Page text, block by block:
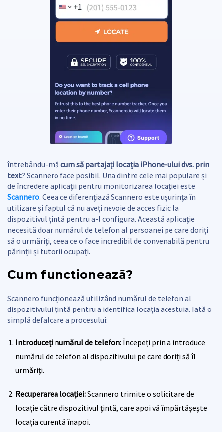
întrebându-mă cum să partajați locația iPhone-ului dvs. prin
text? Scannero face posibil. Una dintre cele mai populare și
de încredere aplicații pentru monitorizarea locației este
Scannero. Ceea ce diferențiază Scannero este ușurința în
utilizare și faptul că nu aveți nevoie de acces fizic la
dispozitivul țintă pentru a-l configura. Această aplicație
necesită doar numărul de telefon al persoanei pe care doriți
să o urmăriți, ceea ce o face incredibil de convenabilă pentru
părinții și tutorii ocupați.
Cum functioneazã?
Scannero funcționează utilizând numărul de telefon al
dispozitivului țintă pentru a identifica locația acestuia. Iată o
simplă defalcare a procesului:
Introduceți numărul de telefon:Începeți prin a introduce
numărul de telefon al dispozitivului pe care doriți să îl
urmăriți.
Recuperarea locației:Scannero trimite o solicitare de
locație către dispozitivul țintă, care apoi vă împărtășește
locația curentă înapoi.